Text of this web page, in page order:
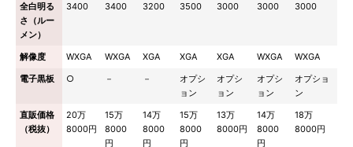
全白明る
さ（ルー
メン）
3400 3400 3200 3500 3000 3000 3000
解像度 WXGA WXGA XGA XGA XGA WXGA
WXGA
電子黒板
○ － －
オプシ
ョン
オプシ
ョン
オプシ
ョン
オプショ
ン
直販価格
（税抜）
20万
8000円
15万
8000
円
14万
8000
円
15万
8000
円
13万
8000円
14万
8000
円
18万
8000円